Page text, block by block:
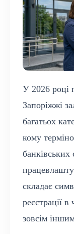
У 2026 році
Запоріжжі
багатьох
кому
банківських
складає
реєстрації
зовсім